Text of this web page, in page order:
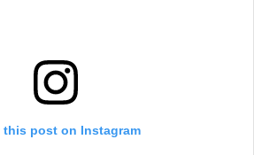
this post on Instagram